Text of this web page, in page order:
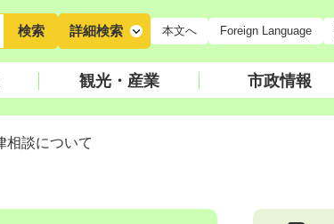
詳細検索 本文へ Foreign Language
観光・産業 市政情報
相談について